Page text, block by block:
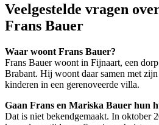
Veelgestelde vragen
Frans Bauer
Waar woont Frans Bauer?
Frans Bauer woont in Fijnaart, een
Brabant. Hij woont daar samen met
kinderen in een gerenoveerde villa.
Gaan Frans en Mariska Bauer hun
Dat is niet bekendgemaakt. In oktober